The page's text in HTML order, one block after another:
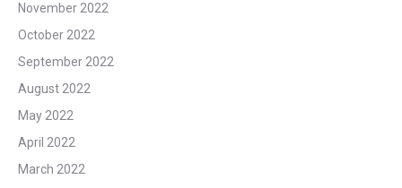
November 2022
October 2022
September 2022
August 2022
May 2022
April 2022
March 2022